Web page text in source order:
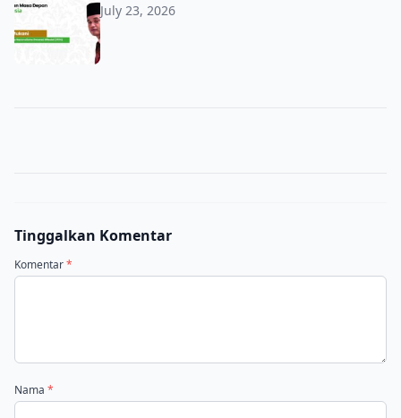
July 23, 2026
Tinggalkan Komentar
Komentar*
Nama *